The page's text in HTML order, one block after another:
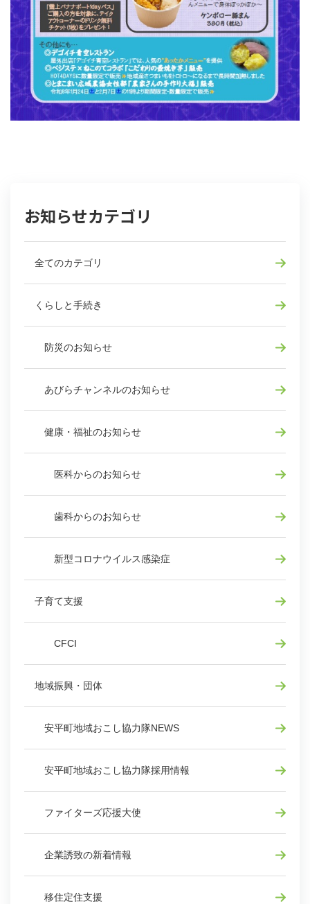
お知らせカテゴリ
全てのカテゴリ
くらしと手続き
防災のお知らせ
あびらチャンネルのお知らせ
健康・福祉のお知らせ
医科からのお知らせ
歯科からのお知らせ
新型コロナウイルス感染症
子育て支援
CFCI
地域振興・団体
安平町地域おこし協力隊NEWS
安平町地域おこし協力隊採用情報
ファイターズ応援大使
企業誘致の新着情報
移住定住支援